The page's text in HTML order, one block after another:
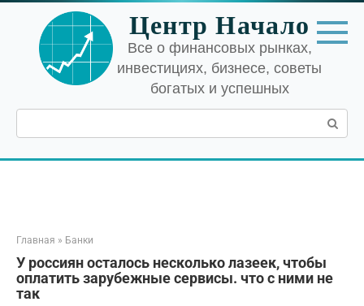
Перейти
контенту
Центр Начало
Все о финансовых рынках,
инвестициях, бизнесе, советы
богатых и успешных
Поиск:
Главная » Банки
У россиян осталось несколько лазеек, чтобы
оплатить зарубежные сервисы. что с ними не
так